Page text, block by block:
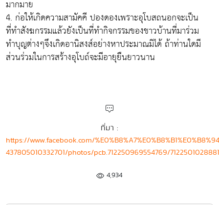
มากมาย
4. ก่อให้เกิดความสามัคคี ปองดองเพราะอุโบสถนอกจะเป็น
ที่ทำสังฆกรรมแล้วยังเป็นที่ทำกิจกรรมของชาวบ้านที่มาร่วม
ทำบุญต่างๆจึงเกิดอานิสงส์อย่างหาประมาณมิได้ ถ้าท่านใดมี
ส่วนร่วมในการสร้างอุโบถ์จะมีอายุยืนยาวนาน
ที่มา :
https://www.facebook.com/
437805010332701/photos/pcb.712250969554769/
4,934